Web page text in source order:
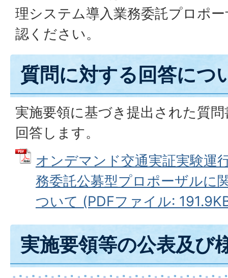
理システム導入業務委託プロポ
認ください。
質問に対する回答につ
実施要領に基づき提出された質
回答します。
オンデマンド交通実証実験運
務委託公募型プロポーザルに
ついて (PDFファイル:
実施要領等の公表及び